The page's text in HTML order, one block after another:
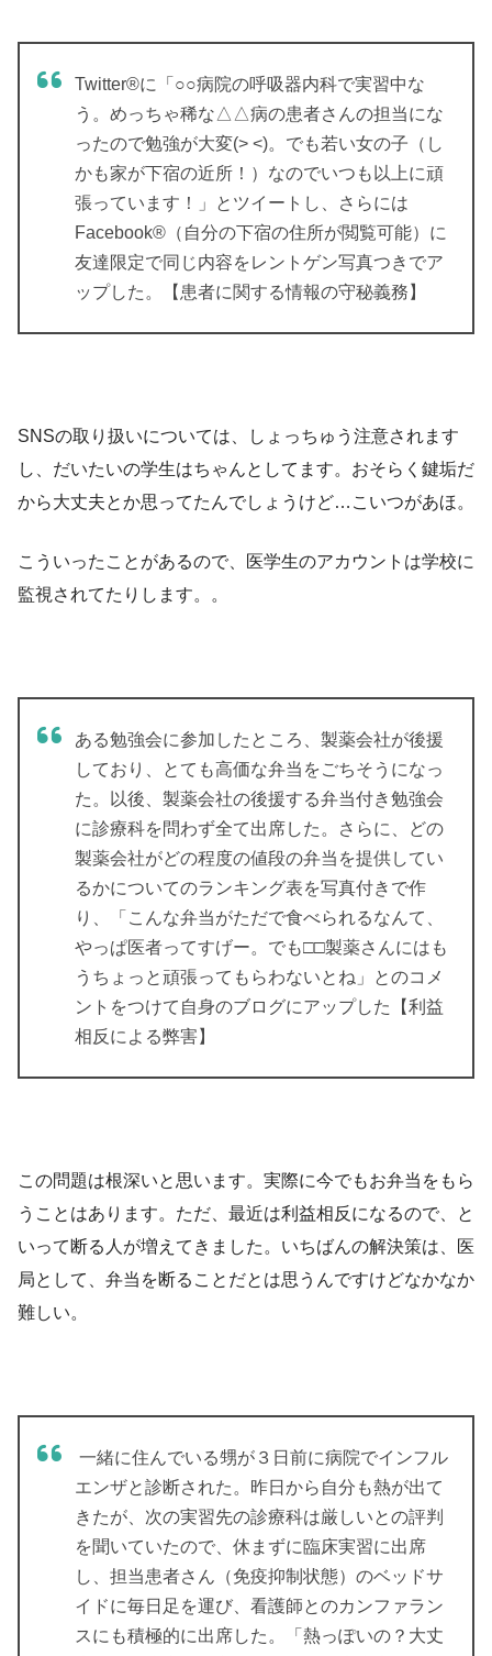
Twitter®に「○○病院の呼吸器内科で実習中な
う。めっちゃ稀な△△病の患者さんの担当にな
ったので勉強が大変(> <)。でも若い女の子（し
かも家が下宿の近所！）なのでいつも以上に頑
張っています！」とツイートし、さらには
Facebook®（自分の下宿の住所が閲覧可能）に
友達限定で同じ内容をレントゲン写真つきでア
ップした。【患者に関する情報の守秘義務】
SNSの取り扱いについては、しょっちゅう注意されます
し、だいたいの学生はちゃんとしてます。おそらく鍵垢だ
から大丈夫とか思ってたんでしょうけど…こいつがあほ。
こういったことがあるので、医学生のアカウントは学校に
監視されてたりします。。
ある勉強会に参加したところ、製薬会社が後援
しており、とても高価な弁当をごちそうになっ
た。以後、製薬会社の後援する弁当付き勉強会
に診療科を問わず全て出席した。さらに、どの
製薬会社がどの程度の値段の弁当を提供してい
るかについてのランキング表を写真付きで作
り、「こんな弁当がただで食べられるなんて、
やっぱ医者ってすげー。でも□□製薬さんにはも
うちょっと頑張ってもらわないとね」とのコメ
ントをつけて自身のブログにアップした【利益
相反による弊害】
この問題は根深いと思います。実際に今でもお弁当をもら
うことはあります。ただ、最近は利益相反になるので、と
いって断る人が増えてきました。いちばんの解決策は、医
局として、弁当を断ることだとは思うんですけどなかなか
難しい。
一緒に住んでいる甥が３日前に病院でインフル
エンザと診断された。昨日から自分も熱が出て
きたが、次の実習先の診療科は厳しいとの評判
を聞いていたので、休まずに臨床実習に出席
し、担当患者さん（免疫抑制状態）のベッドサ
イドに毎日足を運び、看護師とのカンファラン
スにも積極的に出席した。「熱っぽいの？大丈